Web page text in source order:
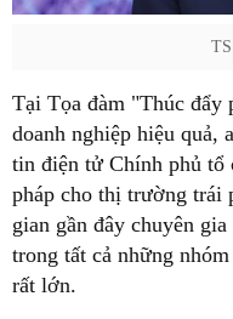
Tại Tọa đàm "Thúc đẩy
doanh nghiệp hiệu quả,
tin điện tử Chính phủ tổ
pháp cho thị trường trái
gian gần đây chuyên
trong tất cả những
rất lớn.